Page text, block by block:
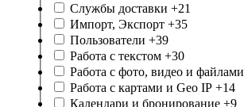
Службы доставки +21
Импорт, Экспорт +35
Пользователи +39
Работа с текстом +30
Работа с фото, видео и файлами
Работа с картами и Geo IP +14
Календари и бронирование +9